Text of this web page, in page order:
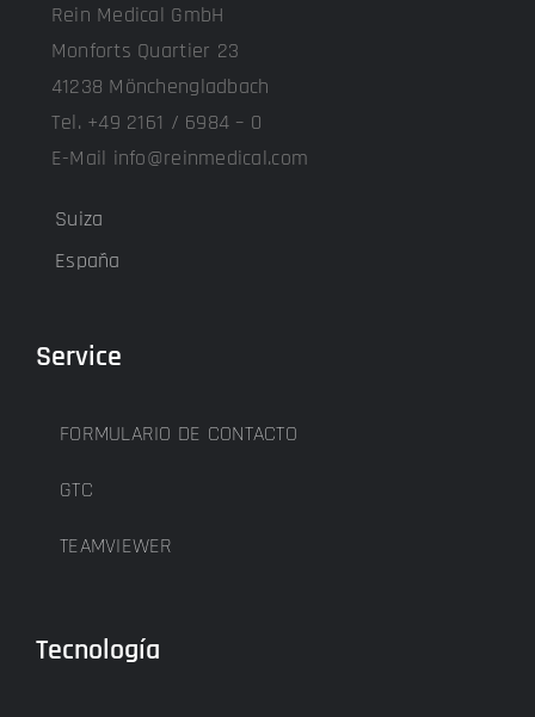
Rein Medical GmbH
Monforts Quartier 23
41238 Mönchengladbach
Tel. +49 2161 / 6984 – 0
E-Mail info@reinmedical.com
Suiza
España
Service
FORMULARIO DE CONTACTO
GTC
TEAMVIEWER
Tecnología